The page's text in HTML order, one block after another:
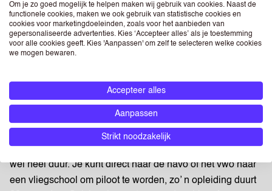
kaakchirurgen kunnen het ook ver schoppen. Dit is heel
duidelijk een beroep waar je natuurlijk interesse moet
liggen. Minister is ook zo’n voorbeeld. In de politiek werk je
eigenlijk 24/7 en zijn alle ogen op je gericht terwijl jij
intensief, maar het betaalt wel goed.
Piloot worden
Een ander beroep waar je in deze categorie aan kan
denken, is (co-)piloot. De opleiding niet heel lang maar is
wel heel duur. Je kunt direct naar de havo of het vwo naar
een vliegschool om piloot te worden, zo’ n opleiding duurt
Om je zo goed mogelijk te helpen maken wij gebruik van cookies. Naast de
functionele cookies, maken we ook gebruik van statistische cookies en
cookies voor marketingdoeleinden, zoals voor het aanbieden van
gepersonaliseerde advertenties. Kies ‘Accepteer alles’ als je toestemming
voor alle cookies geeft. Kies 'Aanpassen' om zelf te selecteren welke cookies
we mogen bewaren.
Accepteer alles
Aanpassen
Strikt noodzakelijk